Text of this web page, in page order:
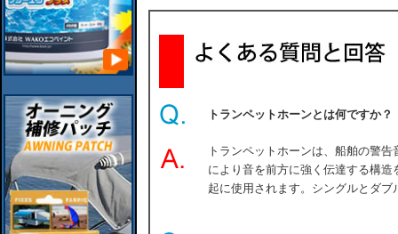
トランペットホーンとは何ですか？
トランペットホーンは、船舶の警
により音を前方に強く伝達する構
起に使用されます。シングルとダブ